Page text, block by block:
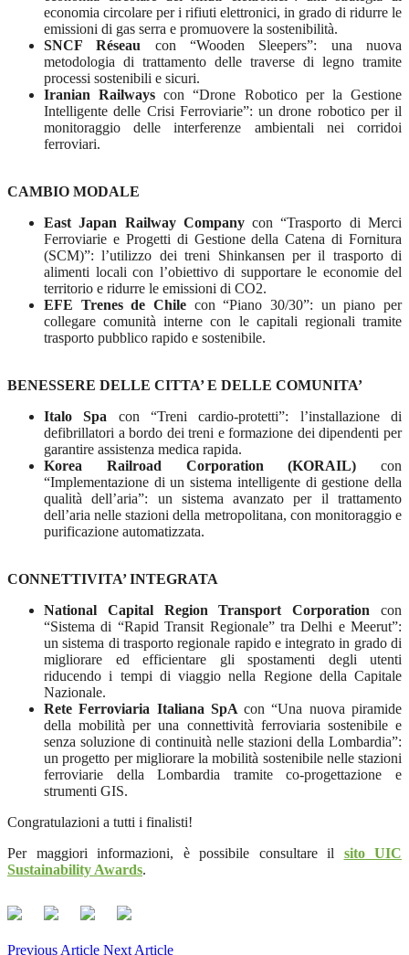
economia circolare per i rifiuti elettronici, in grado di ridurre le
emissioni di gas serra e promuovere la sostenibilità.
SNCF Réseau con “Wooden Sleepers”: una nuova
metodologia di trattamento delle traverse di legno tramite
processi sostenibili e sicuri.
Iranian Railways con “Drone Robotico per la Gestione
Intelligente delle Crisi Ferroviarie”: un drone robotico per il
monitoraggio delle interferenze ambientali nei corridoi
ferroviari.
CAMBIO MODALE
East Japan Railway Companycon “Trasporto di Merci
Ferroviarie e Progetti di Gestione della Catena di Fornitura
(SCM)”: l’utilizzo dei treni Shinkansen per il trasporto di
alimenti locali con l’obiettivo di supportare le economie del
territorio e ridurre le emissioni di CO2.
EFE Trenes de Chile con “Piano 30/30”: un piano per
collegare comunità interne con le capitali regionali tramite
trasporto pubblico rapido e sostenibile.
BENESSERE DELLE CITTA’ E DELLE COMUNITA’
Italo Spa con “Treni cardio-protetti”: l’installazione di
defibrillatori a bordo dei treni e formazione dei dipendenti per
garantire assistenza medica rapida.
Korea Railroad Corporation (KORAIL) con
“Implementazione di un sistema intelligente di gestione della
qualità dell’aria”: un sistema avanzato per il trattamento
dell’aria nelle stazioni della metropolitana, con monitoraggio e
purificazione automatizzata.
CONNETTIVITA’ INTEGRATA
National Capital Region Transport Corporation con
“Sistema di “Rapid Transit Regionale” tra Delhi e Meerut”:
un sistema di trasporto regionale rapido e integrato in grado di
migliorare ed efficientare gli spostamenti degli utenti
riducendo i tempi di viaggio nella Regione della Capitale
Nazionale.
Rete Ferroviaria Italiana SpAcon “Una nuova piramide
della mobilità per una connettività ferroviaria sostenibile e
senza soluzione di continuità nelle stazioni della Lombardia”:
un progetto per migliorare la mobilità sostenibile nelle stazioni
ferroviarie della Lombardia tramite co-progettazione e
strumenti GIS.
Congratulazioni a tutti i finalisti!
Per maggiori informazioni, è possibile consultare il sito UIC
Sustainability Awards.
Previous Article Next Article